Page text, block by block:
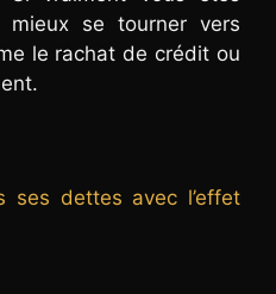
se tourner vers
le rachat de crédit ou
ses dettes avec l’effet